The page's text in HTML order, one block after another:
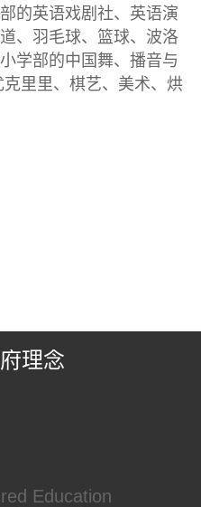
的英语戏剧社、英语演
、羽毛球、篮球、波洛
学部的中国舞、播音与
里里、棋艺、美术、烘
理念
Education